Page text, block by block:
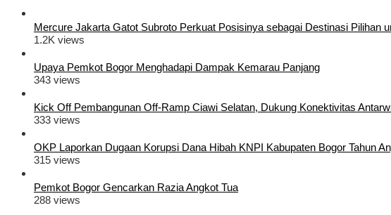
Mercure Jakarta Gatot Subroto Perkuat Posisinya sebagai Destinasi Pilihan
1.2K views
Upaya Pemkot Bogor Menghadapi Dampak Kemarau Panjang
343 views
Kick Off Pembangunan Off-Ramp Ciawi Selatan, Dukung Konektivitas
333 views
OKP Laporkan Dugaan Korupsi Dana Hibah KNPI Kabupaten Bogor Tahun
315 views
Pemkot Bogor Gencarkan Razia Angkot Tua
288 views